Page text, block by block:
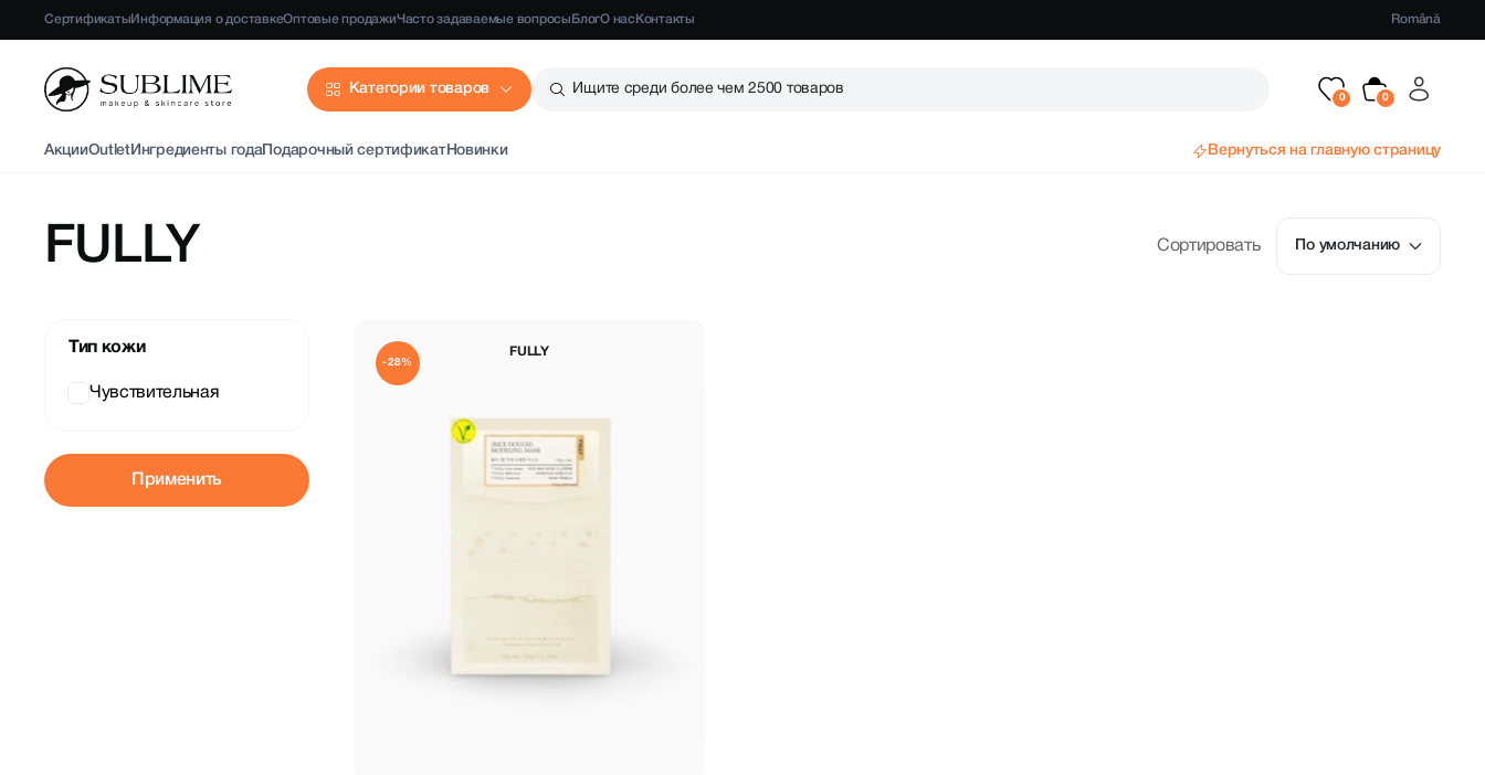
СертификатыИнформация о доставкеОптовые продажиЧасто задаваемые вопросы БлогО нас Контакты Română
Категории товаров Ищите среди более чем 2500 товаров
АкцииOutletИнгредиенты годаПодарочный сертификатНовинки Вернуться на главную страницу
FULLY Сортировать По умолчанию
Тип кожи
Чувствительная
Применить
FULLY
-28%